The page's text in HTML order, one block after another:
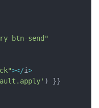
btn-send"
></i>
) }}